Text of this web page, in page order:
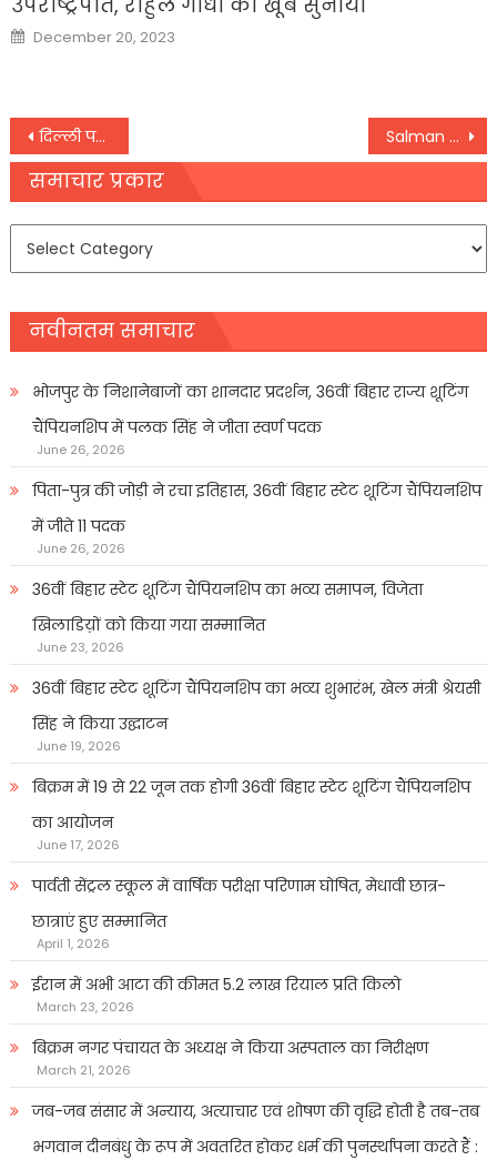
Posted
on
December 20, 2023
Post
navigation
दिल्ली पहुंच रहे हजारों किसान, लेकिन इस बार आंदोलन से दूर क्यों हैं राकेश टिकैत? बताई वजह Salman Khan ने ईद 2025 के लिए कसी कमर, साजिद नाडियाडवाला की फिल्म के साथ करेंगे धमाका
समाचार प्रकार
समाचार
नवीनतम समाचार
भोजपुर के निशानेबाजों का शानदार प्रदर्शन, 36वीं बिहार राज्य शूटिंग
चैंपियनशिप में पलक सिंह ने जीता स्वर्ण पदक
June 26, 2026
पिता-पुत्र की जोड़ी ने रचा इतिहास, 36वीं बिहार स्टेट शूटिंग चैंपियनशिप
में जीते 11 पदक
June 26, 2026
36वीं बिहार स्टेट शूटिंग चैंपियनशिप का भव्य समापन, विजेता
खिलाडिय़ों को किया गया सम्मानित
June 23, 2026
36वीं बिहार स्टेट शूटिंग चैंपियनशिप का भव्य शुभारंभ, खेल मंत्री श्रेयसी
सिंह ने किया उद्घाटन
June 19, 2026
बिक्रम में 19 से 22 जून तक होगी 36वीं बिहार स्टेट शूटिंग चैंपियनशिप
का आयोजन
June 17, 2026
पार्वती सेंट्रल स्कूल में वार्षिक परीक्षा परिणाम घोषित, मेधावी छात्र-
छात्राएं हुए सम्मानित
April 1, 2026
ईरान में अभी आटा की कीमत 5.2 लाख रियाल प्रति किलो
March 23, 2026
बिक्रम नगर पंचायत के अध्यक्ष ने किया अस्पताल का निरीक्षण
March 21, 2026
जब-जब संसार में अन्याय, अत्याचार एवं शोषण की वृद्धि होती है तब-तब
भगवान दीनबंधु के रूप में अवतरित होकर धर्म की पुनर्स्थापना करते हैं :